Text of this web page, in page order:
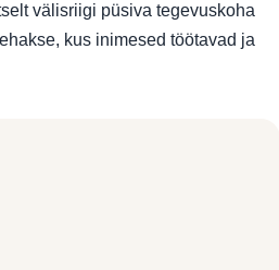
välisriigi püsiva tegevuskoha
kus inimesed töötavad ja